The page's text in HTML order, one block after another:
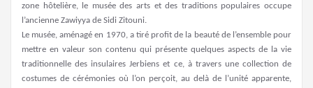
zone hôtelière, le musée des arts et des traditions populaires occupe
l’ancienne Zawiyya de Sidi Zitouni.
Le musée, aménagé en 1970, a tiré profit de la beauté de l’ensemble pour
mettre en valeur son contenu qui présente quelques aspects de la vie
traditionnelle des insulaires Jerbiens et ce, à travers une collection de
costumes de cérémonies où l’on perçoit, au delà de l’unité apparente,